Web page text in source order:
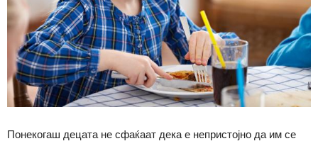
Понекогаш децата не сфаќаат дека е непристојно да им се